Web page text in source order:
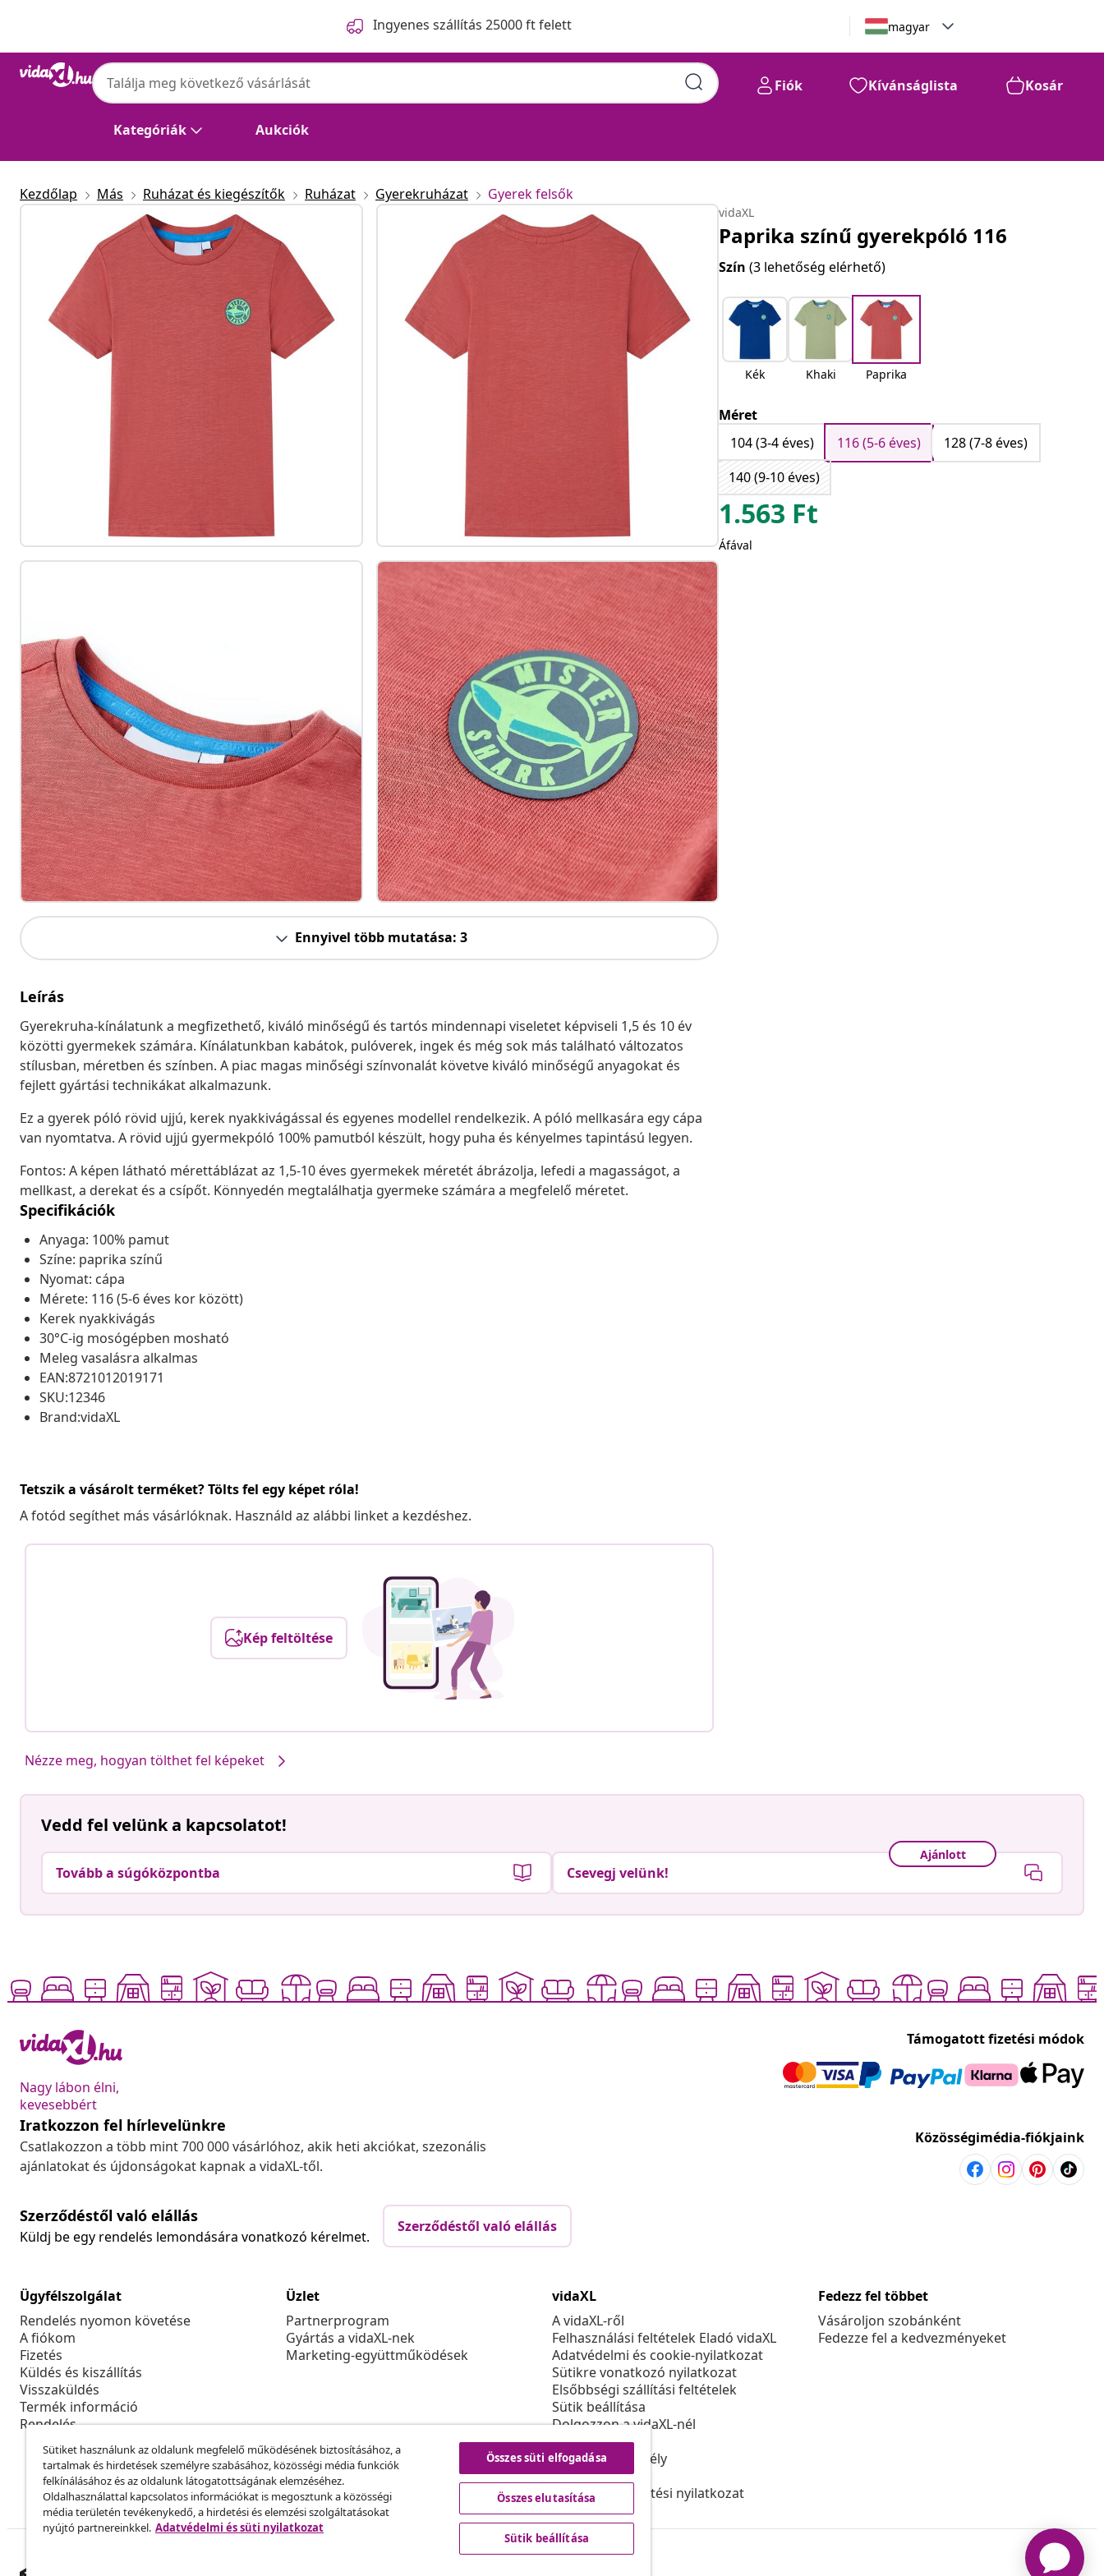
Ingyenes szállítás 25000 ft felett magyar
Kategóriák Aukciók
Fiók Kívánságlista Kosár
Kezdőlap Más Ruházat és kiegészítők Ruházat Gyerekruházat Gyerek felsők
Ennyivel több mutatása: 3
Leírás
Gyerekruha-kínálatunk a megfizethető, kiváló minőségű és tartós mindennapi viseletet képviseli 1,5 és 10 év
közötti gyermekek számára. Kínálatunkban kabátok, pulóverek, ingek és még sok más található változatos
stílusban, méretben és színben. A piac magas minőségi színvonalát követve kiváló minőségű anyagokat és
fejlett gyártási technikákat alkalmazunk.
Ez a gyerek póló rövid ujjú, kerek nyakkivágással és egyenes modellel rendelkezik. A póló mellkasára egy cápa
van nyomtatva. A rövid ujjú gyermekpóló 100% pamutból készült, hogy puha és kényelmes tapintású legyen.
Fontos: A képen látható mérettáblázat az 1,5-10 éves gyermekek méretét ábrázolja, lefedi a magasságot, a
mellkast, a derekat és a csípőt. Könnyedén megtalálhatja gyermeke számára a megfelelő méretet.
Specifikációk
Anyaga: 100% pamut
Színe: paprika színű
Nyomat: cápa
Mérete: 116 (5-6 éves kor között)
Kerek nyakkivágás
30°C-ig mosógépben mosható
Meleg vasalásra alkalmas
EAN:8721012019171
SKU:12346
Brand:vidaXL
Tetszik a vásárolt terméket? Tölts fel egy képet róla!
A fotód segíthet más vásárlóknak. Használd az alábbi linket a kezdéshez.
Kép feltöltése
Nézze meg, hogyan tölthet fel képeket
vidaXL
Paprika színű gyerekpóló 116
Szín(3 lehetőség elérhető)
Kék Khaki Paprika
Méret
104 (3-4 éves)
116 (5-6 éves)
128 (7-8 éves)
140 (9-10 éves)
1.563 Ft
Áfával
Vedd fel velünk a kapcsolatot!
Tovább a súgóközpontba
Ajánlott
Csevegj velünk!
Nagy lábon élni,
kevesebbért
Támogatott fizetési módok
Iratkozzon fel hírlevelünkre
Csatlakozzon a több mint 700 000 vásárlóhoz, akik heti akciókat, szezonális
ajánlatokat és újdonságokat kapnak a vidaXL-től.
Közösségimédia-fiókjaink
Szerződéstől való elállás
Küldj be egy rendelés lemondására vonatkozó kérelmet.
Szerződéstől való elállás
Ügyfélszolgálat
Rendelés nyomon követése
A fiókom
Fizetés
Küldés és kiszállítás
Visszaküldés
Termék információ
Rendelés
Üzlet
Partnerprogram
Gyártás a vidaXL-nek
Marketing-együttműködések
vidaXL
A vidaXL-ről
Felhasználási feltételek Eladó vidaXL
Adatvédelmi és cookie-nyilatkozat
Sütikre vonatkozó nyilatkozat
Elsőbbségi szállítási feltételek
Sütik beállítása
Dolgozzon a vidaXL-nél
Biztonsági
EU felelős személy
Politikával EPR
Akadálymentesítési nyilatkozat
Fedezz fel többet
Vásároljon szobánként
Fedezze fel a kedvezményeket
Sütiket használunk az oldalunk megfelelő működésének biztosításához, a
tartalmak és hirdetések személyre szabásához, közösségi média funkciók
felkínálásához és az oldalunk látogatottságának elemzéséhez.
Oldalhasználattal kapcsolatos információkat is megosztunk a közösségi
média területén tevékenykedő, a hirdetési és elemzési szolgáltatásokat
nyújtó partnereinkkel. Adatvédelmi és süti nyilatkozat
Összes süti elfogadása
Összes elutasítása
Sütik beállítása